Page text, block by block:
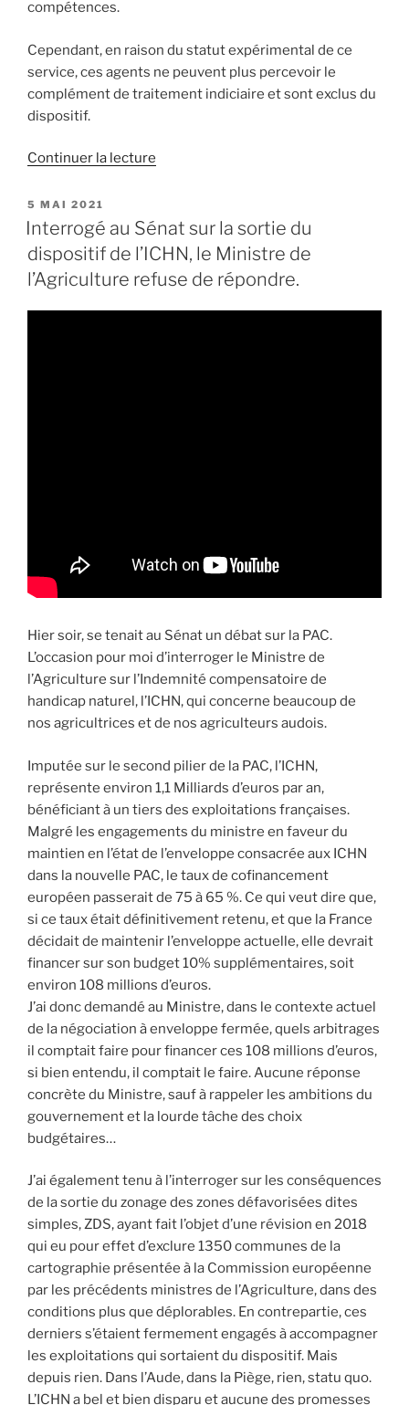
compétences.
Cependant, en raison du statut expérimental de ce
service, ces agents ne peuvent plus percevoir le
complément de traitement indiciaire et sont exclus du
dispositif.
Continuer la lecture
du
complément
traitement
indiciaire
faut
mettre
terme
à
cette
injustice
! »
PUBLIÉ
LE
5 MAI 2021
Interrogé au Sénat sur la sortie du
dispositif de l’ICHN, le Ministre de
l’Agriculture refuse de répondre.
Hier soir, se tenait au Sénat un débat sur la PAC.
L’occasion pour moi d’interroger le Ministre de
l’Agriculture sur l’Indemnité compensatoire de
handicap naturel, l’ICHN, qui concerne beaucoup de
nos agricultrices et de nos agriculteurs audois.
Imputée sur le second pilier de la PAC, l’ICHN,
représente environ 1,1 Milliards d’euros par an,
bénéficiant à un tiers des exploitations françaises.
Malgré les engagements du ministre en faveur du
maintien en l’état de l’enveloppe consacrée aux ICHN
dans la nouvelle PAC, le taux de cofinancement
européen passerait de 75 à 65 %. Ce qui veut dire que,
si ce taux était définitivement retenu, et que la France
décidait de maintenir l’enveloppe actuelle, elle devrait
financer sur son budget 10% supplémentaires, soit
environ 108 millions d’euros.
J’ai donc demandé au Ministre, dans le contexte actuel
de la négociation à enveloppe fermée, quels arbitrages
il comptait faire pour financer ces 108 millions d’euros,
si bien entendu, il comptait le faire. Aucune réponse
concrète du Ministre, sauf à rappeler les ambitions du
gouvernement et la lourde tâche des choix
budgétaires…
J’ai également tenu à l’interroger sur les conséquences
de la sortie du zonage des zones défavorisées dites
simples, ZDS, ayant fait l’objet d’une révision en 2018
qui eu pour effet d’exclure 1350 communes de la
cartographie présentée à la Commission européenne
par les précédents ministres de l’Agriculture, dans des
conditions plus que déplorables. En contrepartie, ces
derniers s’étaient fermement engagés à accompagner
les exploitations qui sortaient du dispositif. Mais
depuis rien. Dans l’Aude, dans la Piège, rien, statu quo.
L’ICHN a bel et bien disparu et aucune des promesses